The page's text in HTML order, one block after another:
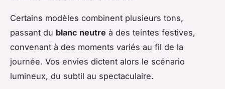
Certains modèles combinent plusieurs tons,
passant du blanc neutre à des teintes festives,
convenant à des moments variés au fil de la
journée. Vos envies dictent alors le scénario
lumineux, du subtil au spectaculaire.